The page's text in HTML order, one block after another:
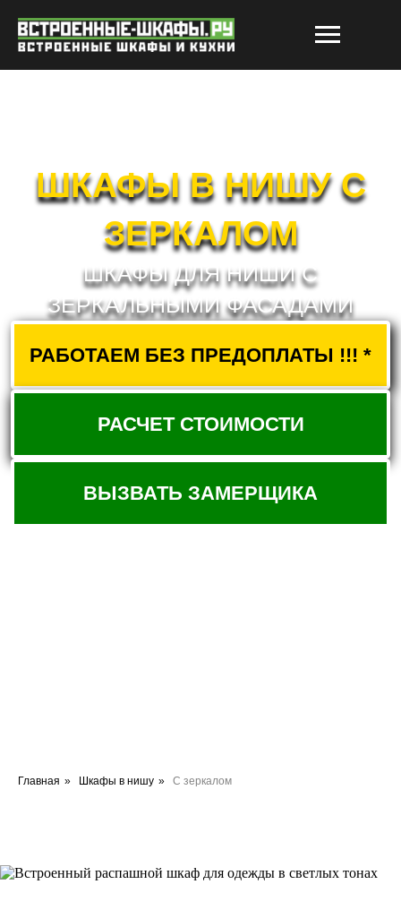
ЗЕРКАЛОМ
ШКАФЫ ДЛЯ НИШИ С
ЗЕРКАЛЬНЫМИ ФАСАДАМИ
РАБОТАЕМ БЕЗ ПРЕДОПЛАТЫ !!! *
РАСЧЕТ СТОИМОСТИ
ВЫЗВАТЬ ЗАМЕРЩИКА
Главная » Шкафы в нишу » С зеркалом